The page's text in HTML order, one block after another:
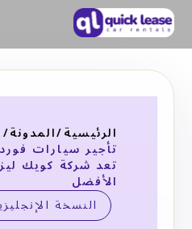
الرئيسية/المدونة/
تأجير سيارات
تعد شركة كويك
الأفضل
النسخة